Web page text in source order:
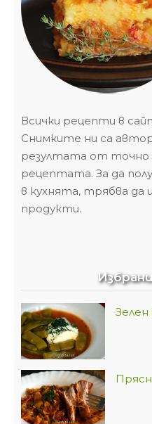
Всички рецепти в
Снимките ни са
резултата от точно
рецептата. За да
в кухнята, трябва да
продукти.
Зелен